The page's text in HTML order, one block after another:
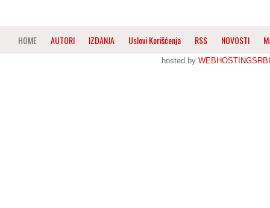
HOME AUTORI IZDANJA Uslovi Korišćenja RSS NOVOSTI
hosted by